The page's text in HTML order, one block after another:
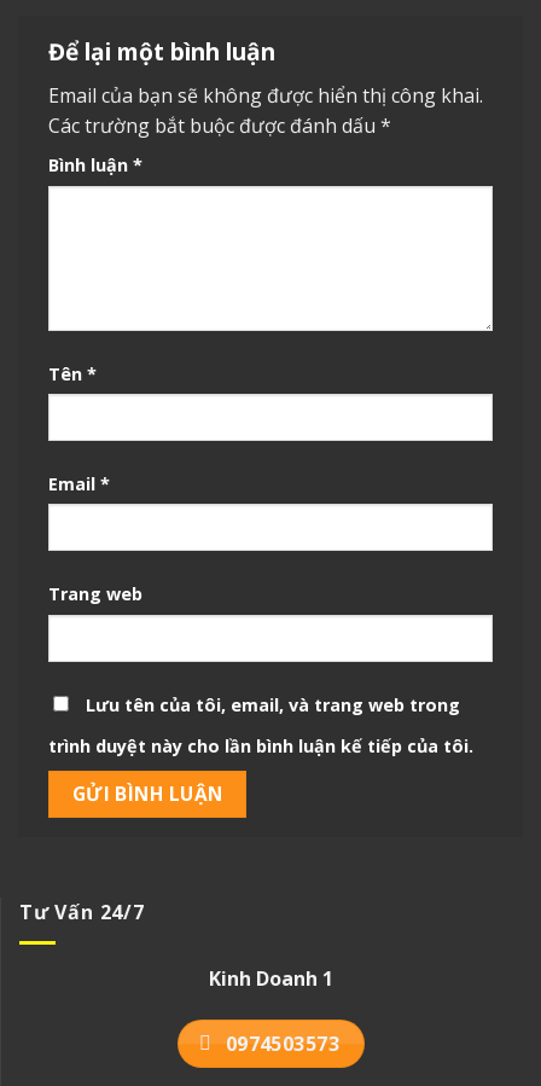
Để lại một bình luận
Email của bạn sẽ không được hiển thị công khai.
Các trường bắt buộc được đánh dấu *
Bình luận *
Tên *
Email *
Trang web
Lưu tên của tôi, email, và trang web trong
trình duyệt này cho lần bình luận kế tiếp của tôi.
Tư Vấn 24/7
Kinh Doanh 1
0974503573